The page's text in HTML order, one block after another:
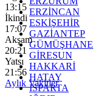
ERZİNCAN
ESKİŞEHİR
GAZİANTEP
GÜMÜŞHANE
GİRESUN
HAKKARİ
HATAY
ISPARTA
13:15
İkindi
17:07
Akşam
20:21
Yatsı
21:56
Aylık Vakitler